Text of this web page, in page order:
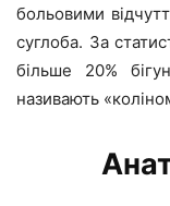
больовими
суглоба. За
більше 20%
називають